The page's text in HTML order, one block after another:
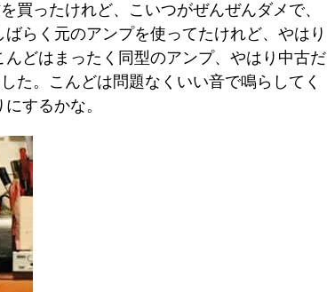
買ったけれど、こいつがぜんぜんダメで、
らく元のアンプを使ってたけれど、やはり
どはまったく同型のアンプ、やはり中古だ
た。こんどは問題なくいい音で鳴らしてく
するかな。